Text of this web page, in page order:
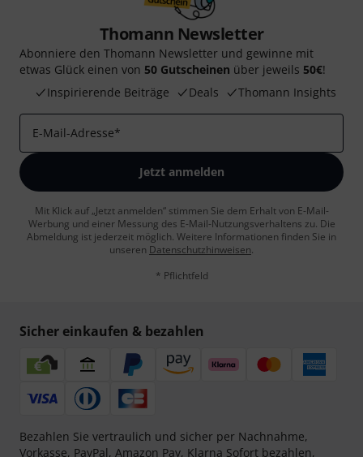
Thomann Newsletter
Abonniere den Thomann Newsletter und gewinne mit
etwas Glück einen von 50 Gutscheinen über jeweils 50€!
Inspirierende Beiträge
Deals Thomann Insights
E-Mail-Adresse*
Jetzt anmelden
Mit Klick auf „Jetzt anmelden“ stimmen Sie dem Erhalt von E-Mail-
Werbung und einer Messung des E-Mail-Nutzungsverhaltens zu. Die
Abmeldung ist jederzeit möglich. Weitere Informationen finden Sie in
unseren Datenschutzhinweisen.
* Pflichtfeld
Sicher einkaufen & bezahlen
Bezahlen Sie vertraulich und sicher per Nachnahme,
Vorkasse, PayPal, Amazon Pay, Klarna Sofort bezahlen,